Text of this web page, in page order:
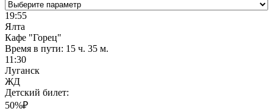
19:55
Ялта
Кафе "Горец"
Время в пути: 15 ч. 35 м.
11:30
Луганск
ЖД
Детский билет:
50%₽